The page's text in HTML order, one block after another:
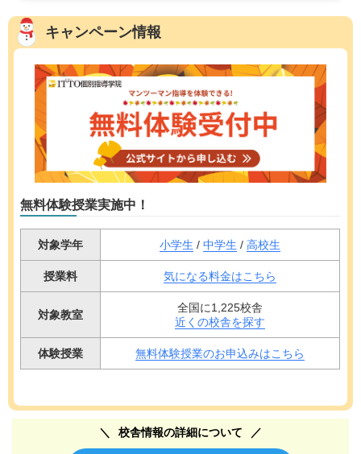
キャンペーン情報
無料体験授業実施中！
対象学年 小学生 /中学生 /高校生
授業料 気になる料金はこちら
対象教室
全国に1,225校舎
近くの校舎を探す
体験授業 無料体験授業のお申込みはこちら
校舎情報の詳細について